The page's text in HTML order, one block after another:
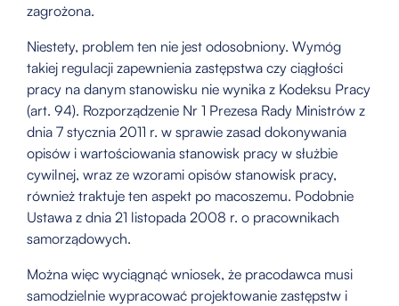
zagrożona.
Niestety, problem ten nie jest odosobniony. Wymóg
takiej regulacji zapewnienia zastępstwa czy ciągłości
pracy na danym stanowisku nie wynika z Kodeksu Pracy
(art. 94). Rozporządzenie Nr 1 Prezesa Rady Ministrów z
dnia 7 stycznia 2011 r. w sprawie zasad dokonywania
opisów i wartościowania stanowisk pracy w służbie
cywilnej, wraz ze wzorami opisów stanowisk pracy,
również traktuje ten aspekt po macoszemu. Podobnie
Ustawa z dnia 21 listopada 2008 r. o pracownikach
samorządowych.
Można więc wyciągnąć wniosek, że pracodawca musi
samodzielnie wypracować projektowanie zastępstw i